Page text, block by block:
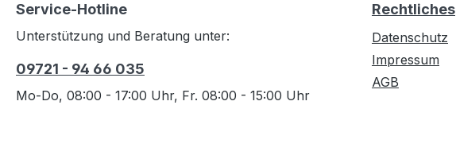
Service-Hotline
Unterstützung und Beratung unter:
09721 - 94 66 035
Mo-Do, 08:00 - 17:00 Uhr, Fr. 08:00 - 15:00 Uhr
Rechtliches
Datenschutz
Impressum
AGB